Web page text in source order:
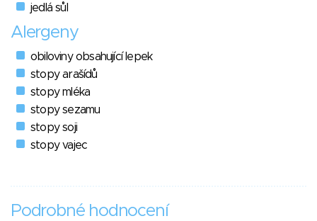
jedlá sůl
Alergeny
obiloviny obsahující lepek
stopy arašídů
stopy mléka
stopy sezamu
stopy soji
stopy vajec
Podrobné hodnocení